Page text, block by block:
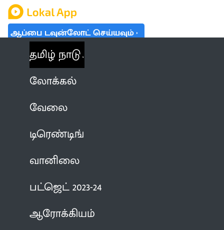
ஆப்பை டவுன்லோட் செய்யவும்
தமிழ் நாடு
லோக்கல்
வேலை
டிரெண்டிங்
வானிலை
பட்ஜெட் 2023-24
ஆரோக்கியம்